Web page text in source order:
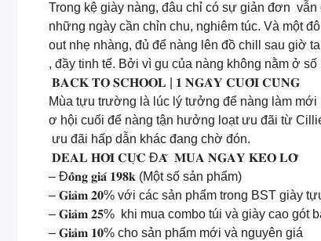
Trong kệ giày nàng, đâu chỉ có sự giản đơn
những ngày cần chỉn chu, nghiêm túc. Và một
out nhẹ nhàng, đủ để nàng lên đồ chill sau giờ
, đầy tinh tế. Bởi vì gu của nàng không nằm ở
𝐁𝐀𝐂𝐊 𝐓𝐎 𝐒𝐂𝐇𝐎𝐎𝐋 | 𝟏 𝐍𝐆𝐀̀𝐘 𝐂𝐔𝐎̂́𝐈 𝐂𝐔̀𝐍𝐆
Mùa tựu trường là lúc lý tưởng để nàng làm
ơ hội cuối để nàng tận hưởng loạt ưu đãi từ
ưu đãi hấp dẫn khác đang chờ đón.
𝐃𝐄𝐀𝐋 𝐇𝐎̛̀𝐈 𝐂𝐔̛̣𝐂 Đ𝐀̃ 𝐌𝐔𝐀 𝐍𝐆𝐀𝐘 𝐊𝐄̉𝐎 𝐋𝐎̛̃
– Đ𝐨̂̀𝐧𝐠 𝐠𝐢𝐚́ 𝟏𝟗𝟖𝐤 (Một số sản phẩm)
– 𝐆𝐢𝐚̉𝐦 𝟐𝟎% với các sản phẩm trong BST giày
– 𝐆𝐢𝐚̉𝐦 𝟐𝟓% khi mua combo túi và giày cao gót
– 𝐆𝐢𝐚̉𝐦 𝟏𝟎% cho sản phẩm mới và nguyên giá